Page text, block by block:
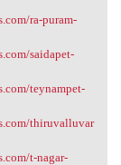
ra-puram-
saidapet-
teynampet-
thiruvalluvar
t-nagar-